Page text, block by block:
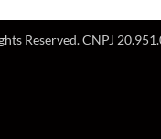
Reserved. CNPJ